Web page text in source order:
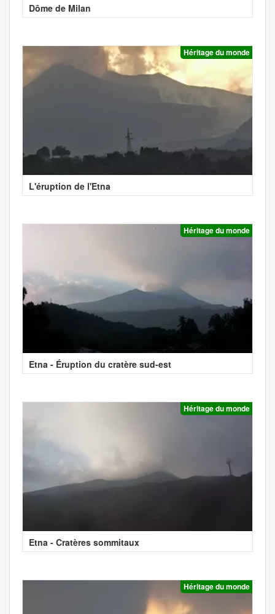
Dôme de Milan
Héritage du monde
L'éruption de l'Etna
Héritage du monde
Etna - Éruption du cratère sud-est
Héritage du monde
Etna - Cratères sommitaux
Héritage du monde